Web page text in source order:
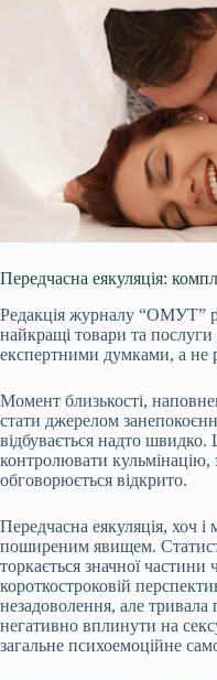
Передчасна еякуляція:
Редакція журналу “ОМУТ”
найкращі товари та
експертними думками, а не
Момент близькості,
стати джерелом
відбувається надто
контролювати кульмінацію,
обговорюється відкрито.
Передчасна еякуляція, хоч
поширеним явищем.
торкається значної
короткостроковій
незадоволення, але тривала
негативно вплинути на
загальне психоемоційне